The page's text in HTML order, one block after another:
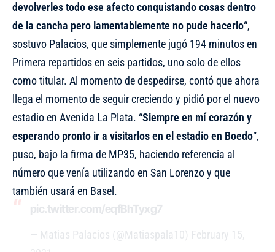
devolverles todo ese afecto conquistando cosas dentro
de la cancha pero lamentablemente no pude hacerlo“,
sostuvo Palacios, que simplemente jugó 194 minutos en
Primera repartidos en seis partidos, uno solo de ellos
como titular. Al momento de despedirse, contó que ahora
llega el momento de seguir creciendo y pidió por el nuevo
estadio en Avenida La Plata. “Siempre en mí corazón y
esperando pronto ir a visitarlos en el estadio en Boedo“,
puso, bajo la firma de MP35, haciendo referencia al
número que venía utilizando en San Lorenzo y que
también usará en Basel.
pic.twitter.com/eqfBhTyxg7
— Matias Palacios (@Matiaspala10) February 15,